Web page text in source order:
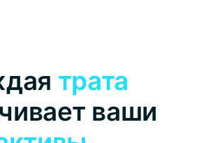
трата
ваши